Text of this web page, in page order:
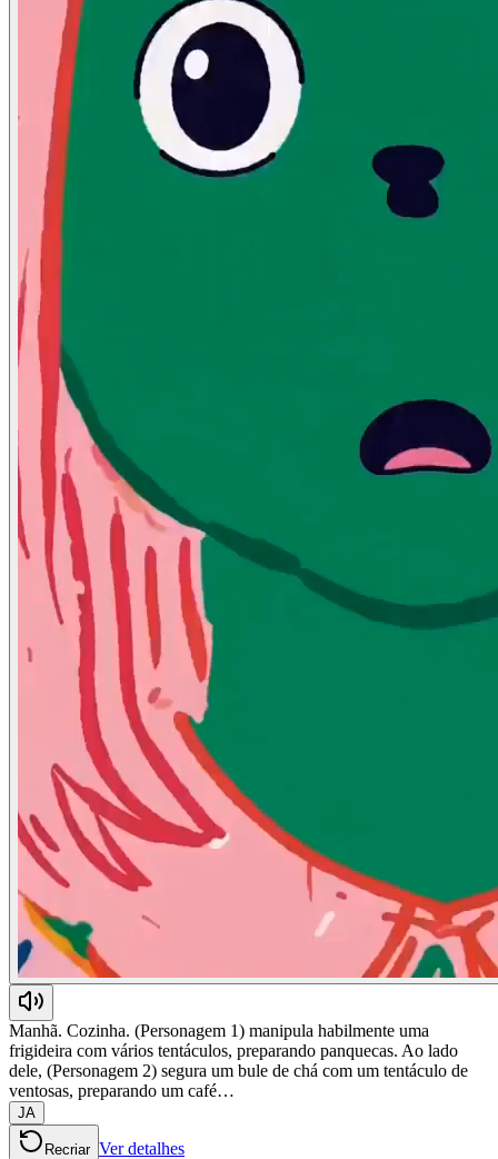
Manhã. Cozinha. (Personagem 1) manipula habilmente uma
frigideira com vários tentáculos, preparando panquecas. Ao lado
dele, (Personagem 2) segura um bule de chá com um tentáculo de
ventosas, preparando um café…
JA
Recriar Ver detalhes